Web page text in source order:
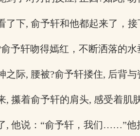
了下, 俞予轩和他都起来了，
予轩吻得嫣红，不断洒落的
之际, 腰被?俞予轩搂住, 后背
, 攥着俞予轩的肩头, 感受着肌
, 他说：“俞予轩，我们……”他